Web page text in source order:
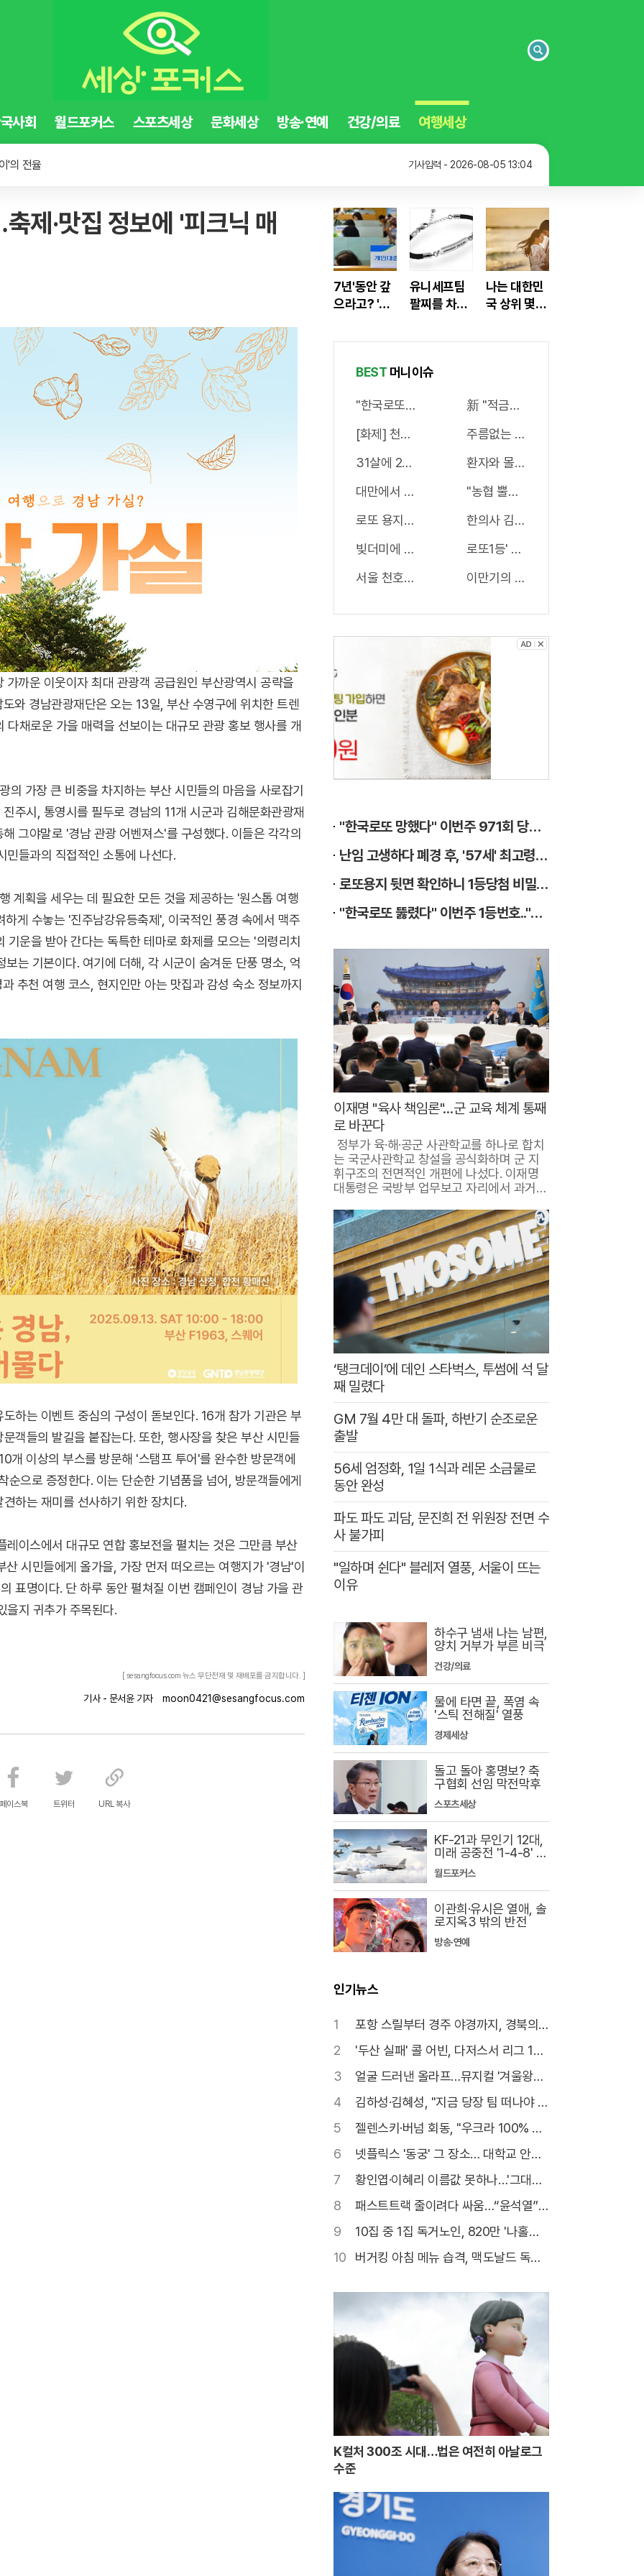
검
사회 월드포커스 스포츠세상 문화세상 방송·연예 건강/의료 여행세상
날로그 수준 기사입력 - 2026-08-05 13:31
로그 수준 기사입력 - 2026-08-05 13:31
제·맛집 정보에 '피크닉 매
까운 이웃이자 최대 관광객 공급원인 부산광역시 공략을
와 경남관광재단은 오는 13일, 부산 수영구에 위치한 트렌
채로운 가을 매력을 선보이는 대규모 관광 홍보 행사를 개
의 가장 큰 비중을 차지하는 부산 시민들의 마음을 사로잡기
주시, 통영시를 필두로 경남의 11개 시군과 김해문화관광재
그야말로 '경남 관광 어벤져스'를 구성했다. 이들은 각각의
민들과의 직접적인 소통에 나선다.
계획을 세우는 데 필요한 모든 것을 제공하는 '원스톱 여행
게 수놓는 '진주남강유등축제', 이국적인 풍경 속에서 맥주
운을 받아 간다는 독특한 테마로 화제를 모으는 '의령리치
는 기본이다. 여기에 더해, 각 시군이 숨겨둔 단풍 명소, 억
추천 여행 코스, 현지인만 아는 맛집과 감성 숙소 정보까지
하는 이벤트 중심의 구성이 돋보인다. 16개 참가 기관은 부
객들의 발길을 붙잡는다. 또한, 행사장을 찾은 부산 시민들
개 이상의 부스를 방문해 '스탬프 투어'를 완수한 방문객에
으로 증정한다. 이는 단순한 기념품을 넘어, 방문객들에게
하는 재미를 선사하기 위한 장치다.
이스에서 대규모 연합 홍보전을 펼치는 것은 그만큼 부산
시민들에게 올가을, 가장 먼저 떠오르는 여행지가 '경남'이
표명이다. 단 하루 동안 펼쳐질 이번 캠페인이 경남 가을 관
을지 귀추가 주목된다.
[ sesangfocus.com 뉴스 무단전재 및 재배포를 금지합니다. ]
기사 - 문서윤 기자 moon0421@sesangfocus.com
페이스북 트위터 URL 복사
7년'동안 갚
으라고? '초
신청자 몰렸
유니세프팀
팔찌를 차고
켜주세요
나는 대한민
국 상위 몇%
BEST 머니이슈
"한국로또 망했다" 이번주 971회 당첨번호 6자리 모두 유
[화제] 천하장사 이만기의 관절튼튼 "호관원" 100%당첨
31살에 29억 벌고 먼저 은퇴해, 비법없고 규칙만 지켰다!
대만에서 개발한 "정력캔디" 지속시간 3일!! 충격!!
로또 용지 찢지 마세요. 사람들이 모르는 3가지!!
빚더미에 삶을 포가히려던 50대 남성, 이것으로 인생역전
서울 천호역 “국내 1위 아파트” 들어선다..충격!
新 "적금형" 서비스 출시! 멤버십
주름없는 83세 할머니 "피부과 가
환자와 몰래 뒷돈챙기던 간호사 알
"농협 뿔났다" 로또1등 당첨자폭주
한의사 김오곤 "2주 -17kg 감량법"
로또1등' 수동 중복당첨자만 벌써
이만기의 관절튼튼 "호관원" 100%
는
8
할
이
에
요
금
그
리
팅
가
입
하
면
인
기
반
찬
9
9
0
원
"한국로또 망했다" 이번주 971회 당첨번호 6자리 모두 유출...관계자 실수로 "비상"!
난임 고생하다 폐경 후, '57세' 최고령 쌍둥이 출산?
로또용지 뒷면 확인하니 1등당첨 비밀열쇠 발견돼
"한국로또 뚫렸다" 이번주 1등번호.."7,15…"
이재명 "육사 책임론"…군 교육 체계 통째
로 바꾼다
정부가 육·해·공군 사관학교를 하나로 합치
는 국군사관학교 창설을 공식화하며 군 지
휘구조의 전면적인 개편에 나섰다. 이재명
대통령은 국방부 업무보고 자리에서 과거
‘탱크데이’에 데인 스타벅스, 투썸에 석 달
째 밀렸다
GM 7월 4만 대 돌파, 하반기 순조로운
출발
56세 엄정화, 1일 1식과 레몬 소금물로
동안 완성
파도 파도 괴담, 문진희 전 위원장 전면 수
사 불가피
"일하며 쉰다" 블레저 열풍, 서울이 뜨는
이유
하수구 냄새 나는 남편,
양치 거부가 부른 비극
건강/의료
물에 타면 끝, 폭염 속
'스틱 전해질' 열풍
경제세상
돌고 돌아 홍명보? 축
구협회 선임 막전막후
스포츠세상
KF-21과 무인기 12대,
미래 공중전 '1-4-8' 구
상
월드포커스
이관희·유시은 열애, 솔
로지옥3 밖의 반전
방송·연예
인기뉴스
1
포항 스릴부터 경주 야경까지, 경북의
유혹
2
'두산 실패' 콜 어빈, 다저스서 리그 1위
반등
3
얼굴 드러낸 올라프…뮤지컬 '겨울왕국'
파격
4
김하성·김혜성, "지금 당장 팀 떠나야 산
다"
5
젤렌스키·버넘 회동, "우크라 100% 지
지"
6
넷플릭스 '동궁' 그 장소… 대학교 안에
있었다고?
7
황인엽·이혜리 이름값 못하나…'그대에
게 드림' 2%대 고전
8
패스트트랙 줄이려다 싸움…“윤석열”
한마디에 與野 고성
9
10집 중 1집 독거노인, 820만 '나홀로
가구' 시대
10
버거킹 아침 메뉴 습격, 맥도날드 독주
K컬처 300조 시대…법은 여전히 아날로그
수준